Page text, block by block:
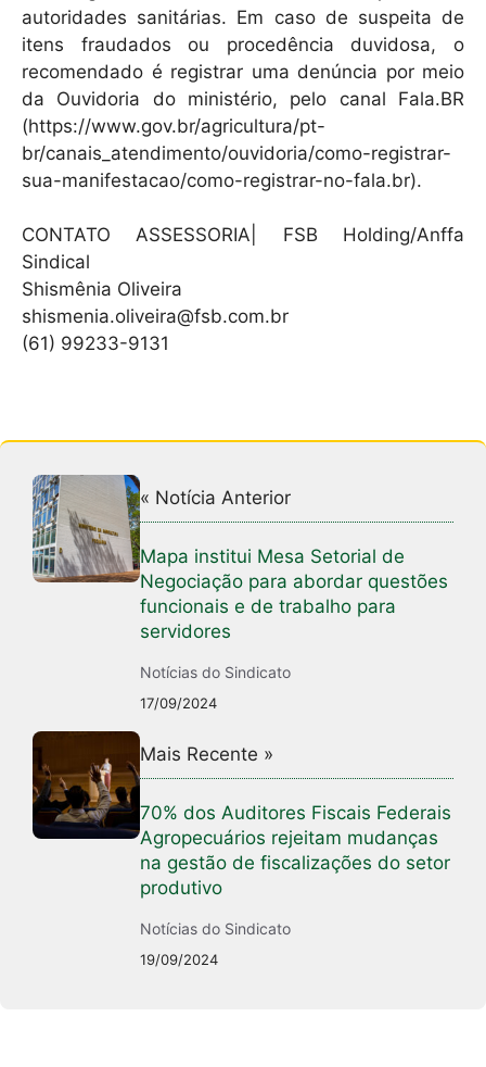
autoridades sanitárias. Em caso de suspeita de
itens fraudados ou procedência duvidosa, o
recomendado é registrar uma denúncia por meio
da Ouvidoria do ministério, pelo canal Fala.BR
(https://www.gov.br/agricultura/pt-
br/canais_atendimento/ouvidoria/como-registrar-
sua-manifestacao/como-registrar-no-fala.br).
CONTATO ASSESSORIA| FSB Holding/Anffa
Sindical
Shismênia Oliveira
shismenia.oliveira@fsb.com.br
(61) 99233-9131
« Notícia Anterior
Mapa institui Mesa Setorial de
Negociação para abordar questões
funcionais e de trabalho para
servidores
Notícias do Sindicato
17/09/2024
Mais Recente »
70% dos Auditores Fiscais Federais
Agropecuários rejeitam mudanças
na gestão de fiscalizações do setor
produtivo
Notícias do Sindicato
19/09/2024